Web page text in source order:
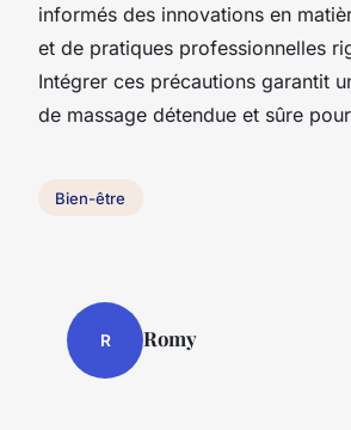
informés des innovations en
et de pratiques professionnelles
Intégrer ces précautions garantit
de massage détendue et sûre
Bien-être
R Romy